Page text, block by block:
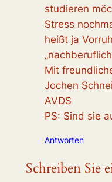
studieren
Stress
heißt ja
Mit
Jochen
AVDS
PS: Sind sie
Antworten
Schreiben Sie